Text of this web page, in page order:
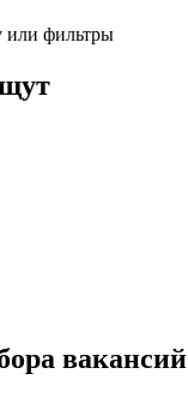
или фильтры
вакансий